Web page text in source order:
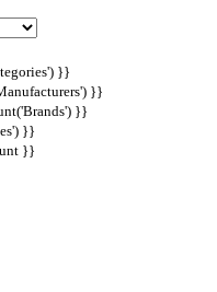
}}
}}
}}
}}
}}